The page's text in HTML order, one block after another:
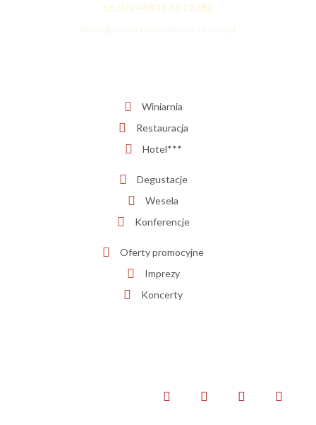
tel./fax +48 18 33 12 382
Winiarnia
Restauracja
Hotel***
Degustacje
Wesela
Konferencje
Oferty promocyjne
Imprezy
Koncerty